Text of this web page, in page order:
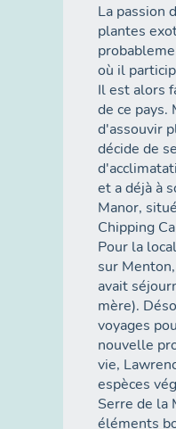
La passion
plantes
où il
Il est alors
de ce pays.
d'assouvir
décide de
et a déjà à
Manor,
Chipping
Pour la
sur
avait
mère).
voyages
nouvelle
vie,
espèces
Serre de la
éléments